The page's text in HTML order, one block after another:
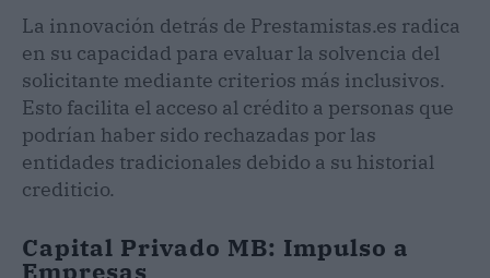
La innovación detrás de Prestamistas.es radica
en su capacidad para evaluar la solvencia del
solicitante mediante criterios más inclusivos.
Esto facilita el acceso al crédito a personas que
podrían haber sido rechazadas por las
entidades tradicionales debido a su historial
crediticio.
Capital Privado MB: Impulso a
Empresas